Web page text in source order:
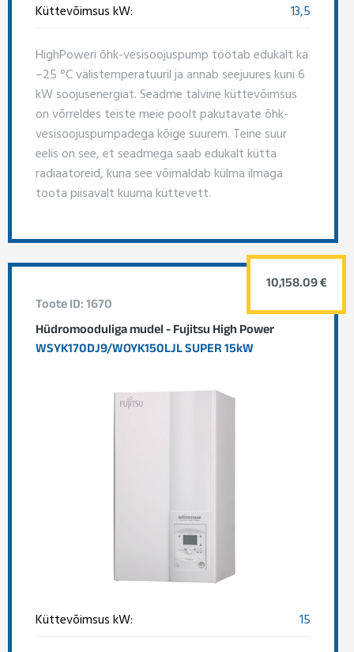
Küttevõimsus kW:
13,5
HighPoweri õhk-vesisoojuspump töötab edukalt ka
–25 °C välistemperatuuril ja annab seejuures kuni 6
kW soojusenergiat. Seadme talvine küttevõimsus
on võrreldes teiste meie poolt pakutavate õhk-
vesisoojuspumpadega kõige suurem. Teine suur
eelis on see, et seadmega saab edukalt kütta
radiaatoreid, kuna see võimaldab külma ilmaga
toota piisavalt kuuma küttevett.
Toote ID: 1670
Hüdromooduliga mudel - Fujitsu High Power
WSYK170DJ9/WOYK150LJL SUPER 15kW
Küttevõimsus kW: 15
10,158.09 €